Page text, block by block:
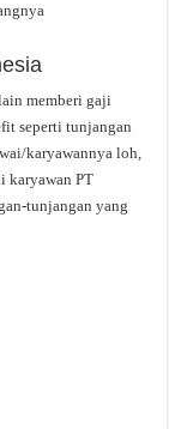
memberi gaji
seperti tunjangan
karyawannya loh,
karyawan PT
tunjangan yang